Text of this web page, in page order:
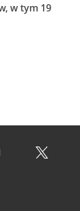
w tym 19